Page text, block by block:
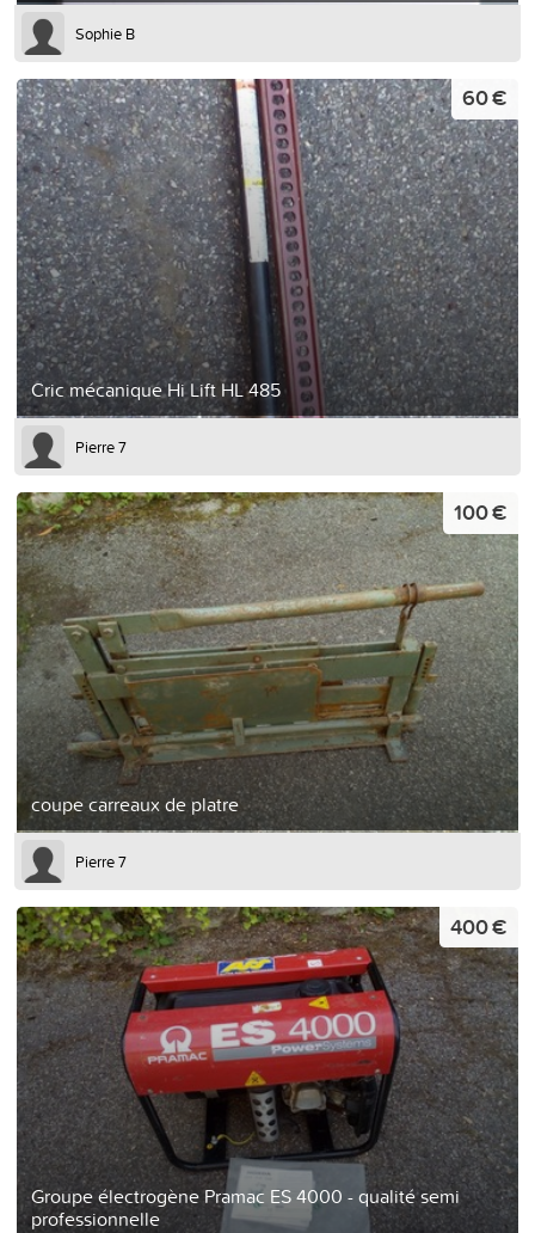
Sophie B
Cric mécanique Hi Lift HL 485
60 €
Pierre 7
coupe carreaux de platre
100 €
Pierre 7
Groupe électrogène Pramac ES 4000 - qualité semi
professionnelle
400 €